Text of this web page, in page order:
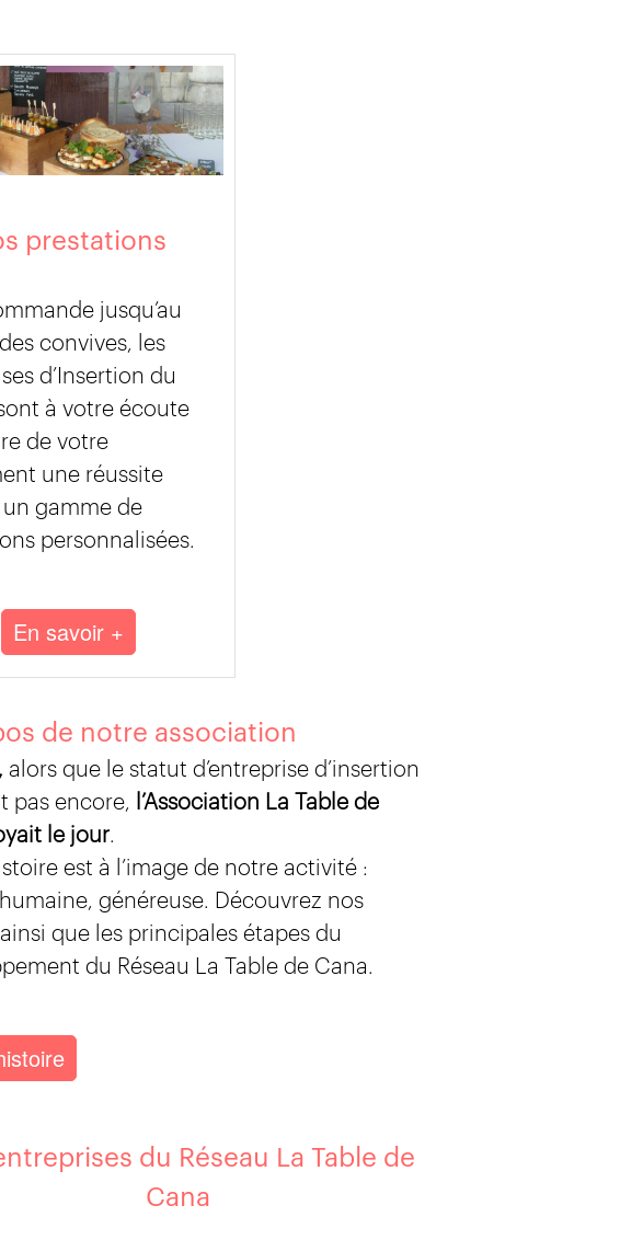
prestations
jusqu’au
convives, les
d’Insertion du
à votre écoute
de votre
une réussite
gamme de
personnalisées.
En savoir +
de notre association
alors que le statut d’entreprise d’insertion
pas encore, l’Association La Table de
le jour.
est à l’image de notre activité :
généreuse. Découvrez nos
que les principales étapes du
du Réseau La Table de Cana.
du Réseau La Table de
Cana